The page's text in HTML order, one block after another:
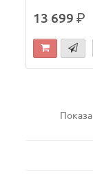
13 699р.